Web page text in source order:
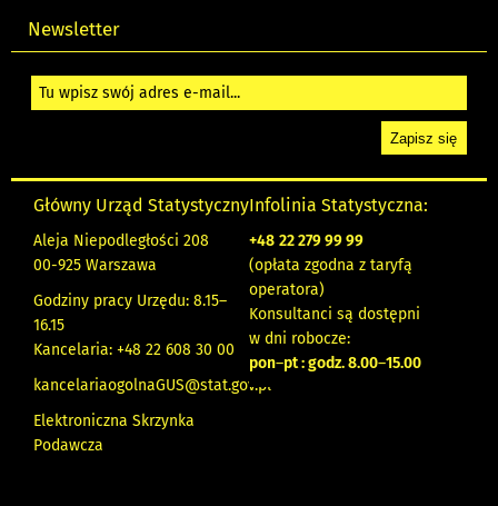
Newsletter
Główny Urząd Statystyczny
Aleja Niepodległości 208
00-925 Warszawa
Godziny pracy Urzędu: 8.15–
16.15
Kancelaria: +48 22 608 30 00
kancelariaogolnaGUS@stat.gov.pl
Elektroniczna Skrzynka
Podawcza
Infolinia Statystyczna:
+48 22 279 99 99
(opłata zgodna z taryfą
operatora)
Konsultanci są dostępni
w dni robocze:
pon–pt : godz. 8.00–15.00